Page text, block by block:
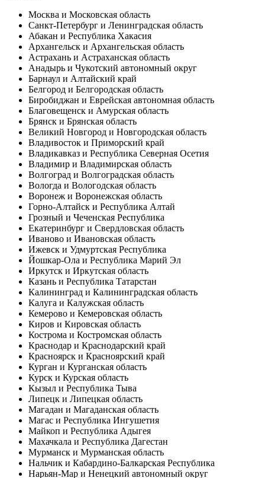
Москва и Московская область
Санкт-Петербург и Ленинградская область
Абакан и Республика Хакасия
Архангельск и Архангельская область
Астрахань и Астраханская область
Анадырь и Чукотский автономный округ
Барнаул и Алтайский край
Белгород и Белгородская область
Биробиджан и Еврейская автономная область
Благовещенск и Амурская область
Брянск и Брянская область
Великий Новгород и Новгородская область
Владивосток и Приморский край
Владикавказ и Республика Северная Осетия
Владимир и Владимирская область
Волгоград и Волгоградская область
Вологда и Вологодская область
Воронеж и Воронежская область
Горно-Алтайск и Республика Алтай
Грозный и Чеченская Республика
Екатеринбург и Свердловская область
Иваново и Ивановская область
Ижевск и Удмуртская Республика
Йошкар-Ола и Республика Марий Эл
Иркутск и Иркутская область
Казань и Республика Татарстан
Калининград и Калининградская область
Калуга и Калужская область
Кемерово и Кемеровская область
Киров и Кировская область
Кострома и Костромская область
Краснодар и Краснодарский край
Красноярск и Красноярский край
Курган и Курганская область
Курск и Курская область
Кызыл и Республика Тыва
Липецк и Липецкая область
Магадан и Магаданская область
Магас и Республика Ингушетия
Майкоп и Республика Адыгея
Махачкала и Республика Дагестан
Мурманск и Мурманская область
Нальчик и Кабардино-Балкарская Республика
Нарьян-Мар и Ненецкий автономный округ